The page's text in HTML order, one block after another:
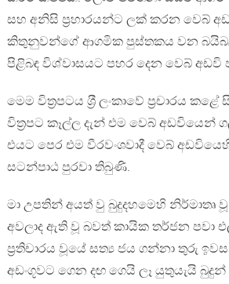
සහ අනිසි ප‍්‍රහාරයන්ට ලක් කරන වෙබ්
කිතුනුවන්ගේ ආගමික පුස්තකය වන
පිළිබඳ විශ්වාසයට පහර දෙන වෙබ් අඩවි
මෙම විත‍්‍රපටය ශ‍්‍රී ලංකාවේ ප‍්‍රචාරය
විත‍්‍රපට කෑල්ල දැන් එම වෙබ් අඩවියෙන්
එයට පෙර එම වීරවංශවාදී වෙබ්
සටන්පාඨ පුරවා තිබුණි.
මා උපතින් අයත් වු බුදුදහමෙහි
අවලාද ඇති වූ බවත් කායික තර්ජන පවා
ප‍්‍රතිචාරය වූයේ සත්‍ය ජය ගන්නා තුරු
අඩංගූවට ගෙන දඟ ගෙයි ලෑ යුතුයැයි